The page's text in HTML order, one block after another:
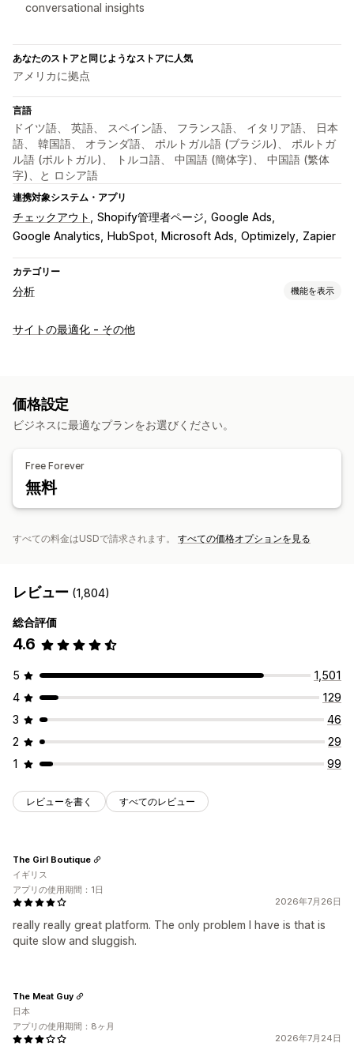
conversational insights
あなたのストアと同じようなストアに人気
アメリカに拠点
言語
ドイツ語、 英語、 スペイン語、 フランス語、 イタリア語、 日本
語、 韓国語、 オランダ語、 ポルトガル語 (ブラジル)、 ポルトガ
ル語 (ポルトガル)、 トルコ語、 中国語 (簡体字)、 中国語 (繁体
字)、と ロシア語
連携対象システム・アプリ
チェックアウト Shopify管理者ページ Google Ads
Google Analytics
HubSpot Microsoft Ads Optimizely Zapier
カテゴリー
分析 機能を表示
お客様の操作動向
マーケティングと販売
チェックアウト分析
UTM追跡
ビジュアルとレポート
ヒートマップ
分析ダッシュボード
カスタムダッシュボード
サイトの最適化 - その他
価格設定
ビジネスに最適なプランをお選びください。
Free Forever
無料
すべての料金はUSDで請求されます。 すべての価格オプションを見る
レビュー (1,804)
総合評価
4.6
5
1,501
4
129
3
46
2
29
1
99
レビューを書く すべてのレビュー
2026年7月26日
really really great platform. The only problem I have is that is
quite slow and sluggish.
The Girl Boutique
イギリス
アプリの使用期間：1日
2026年7月24日
The Meat Guy
日本
アプリの使用期間：8ヶ月